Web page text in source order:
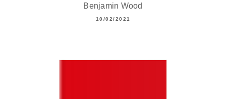
Benjamin Wood
10/02/2021